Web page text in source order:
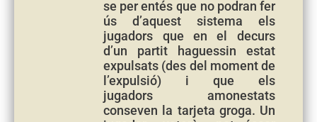
se per entés que no podran fer
ús d’aquest sistema els
jugadors que en el decurs
d’un partit haguessin estat
expulsats (des del moment de
l’expulsió) i que els
jugadors amonestats
conseven la tarjeta groga. Un